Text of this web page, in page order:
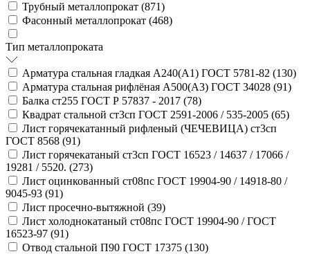
Трубный металлопрокат (871)
Фасонный металлопрокат (468)
Тип металлопроката
Арматура стальная гладкая А240(А1) ГОСТ 5781-82 (130)
Арматура стальная рифлёная А500(А3) ГОСТ 34028 (91)
Балка ст255 ГОСТ Р 57837 - 2017 (78)
Квадрат стальной ст3сп ГОСТ 2591-2006 / 535-2005 (65)
Лист горячекатанный рифленый (ЧЕЧЕВИЦА) ст3сп
ГОСТ 8568 (91)
Лист горячекатаный ст3сп ГОСТ 16523 / 14637 / 17066 /
19281 / 5520. (273)
Лист оцинкованный ст08пс ГОСТ 19904-90 / 14918-80 /
9045-93 (91)
Лист просечно-вытяжной (39)
Лист холоднокатаный ст08пс ГОСТ 19904-90 / ГОСТ
16523-97 (91)
Отвод стальной П90 ГОСТ 17375 (130)